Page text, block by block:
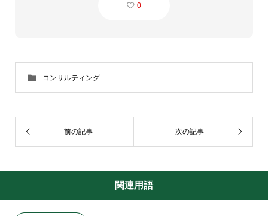
0
コンサルティング
前の記事 次の記事
関連用語